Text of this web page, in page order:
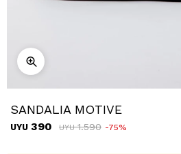
SANDALIA MOTIVE
UYU 390 UYU 1.590 75